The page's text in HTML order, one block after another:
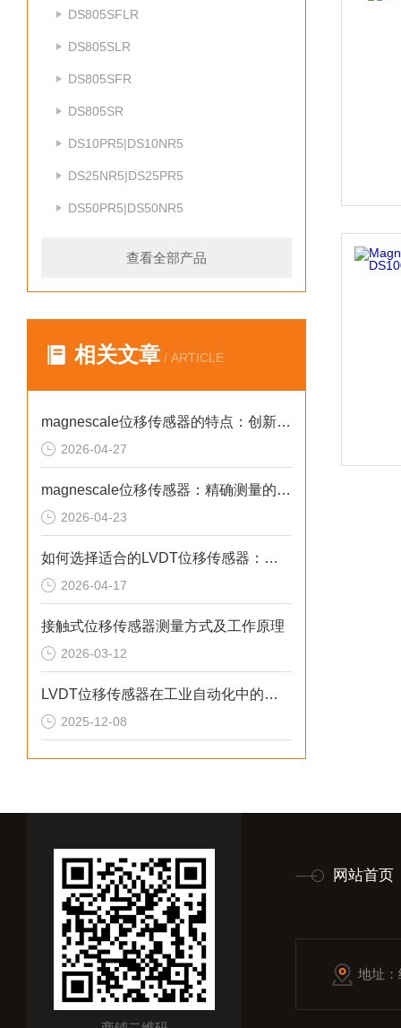
DS805SFLR
DS805SLR
DS805SFR
DS805SR
DS10PR5|DS10NR5
DS25NR5|DS25PR5
DS50PR5|DS50NR5
查看全部产品
相关文章 / ARTICLE
magnescale位移传感器的特点：创新与可靠性的结合
2026-04-27
magnescale位移传感器：精确测量的力量
2026-04-23
如何选择适合的LVDT位移传感器：性能与维护的双重保障
2026-04-17
接触式位移传感器测量方式及工作原理
2026-03-12
LVDT位移传感器在工业自动化中的应用
2025-12-08
网站首页
地址